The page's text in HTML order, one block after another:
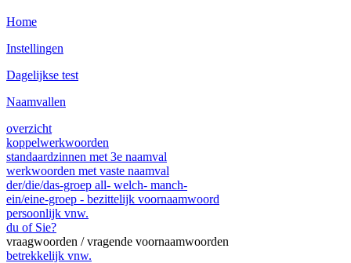
Home
Instellingen
Dagelijkse test
Naamvallen
overzicht
koppelwerkwoorden
standaardzinnen met 3e naamval
werkwoorden met vaste naamval
der/die/das-groep all- welch- manch-
ein/eine-groep - bezittelijk voornaamwoord
persoonlijk vnw.
du of Sie?
vraagwoorden / vragende voornaamwoorden
betrekkelijk vnw.